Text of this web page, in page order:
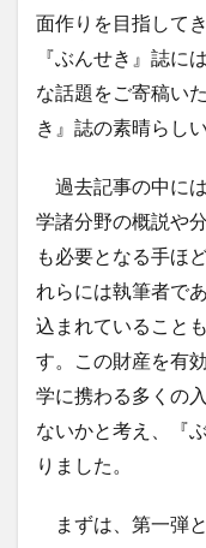
面作りを目指して
『ぶんせき』誌に
な話題をご寄稿い
き』誌の素晴らし
過去記事の中に
学諸分野の概説や
も必要となる手ほ
れらには執筆者で
込まれていること
す。この財産を有
学に携わる多くの
ないかと考え、『
りました。
まずは、第一弾と